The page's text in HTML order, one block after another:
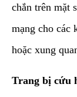
chắn trên mặt
mạng cho các
hoặc xung
Trang bị cứu